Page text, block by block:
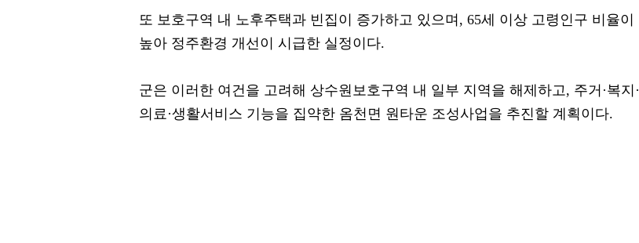
또 보호구역 내 노후주택과 빈집이 증가하고 있으며, 65세 이상 고령인구 비율이
높아 정주환경 개선이 시급한 실정이다.
군은 이러한 여건을 고려해 상수원보호구역 내 일부 지역을 해제하고, 주거·복지·
의료·생활서비스 기능을 집약한 옴천면 원타운 조성사업을 추진할 계획이다.